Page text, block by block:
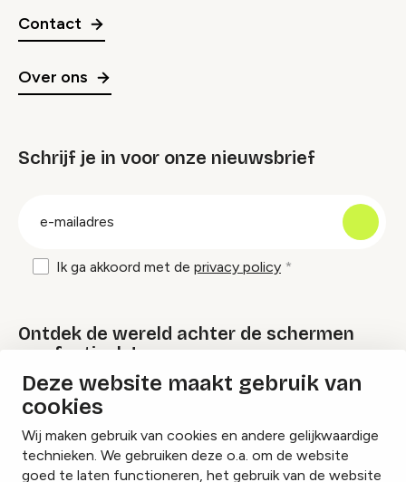
Deze website maakt gebruik van
cookies
Wij maken gebruik van cookies en andere gelijkwaardige
technieken. We gebruiken deze o.a. om de website
goed te laten functioneren, het gebruik van de website
Contact
Over ons
Schrijf je in voor onze nieuwsbrief
Ik ga akkoord met de privacy policy
Ontdek de wereld achter de schermen
van festivals!
Lees onze Festival Specials